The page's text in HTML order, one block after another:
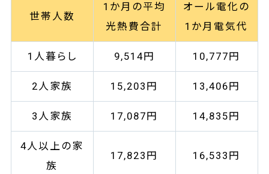
世帯人数
1か月の平均
光熱費合計
オール電化の
1か月電気代
1人暮らし 9,514円 10,777円
2人家族 15,203‬円 13,406円
3人家族 17,087円 14,835円
4人以上の家
族
17,823‬円 16,533円